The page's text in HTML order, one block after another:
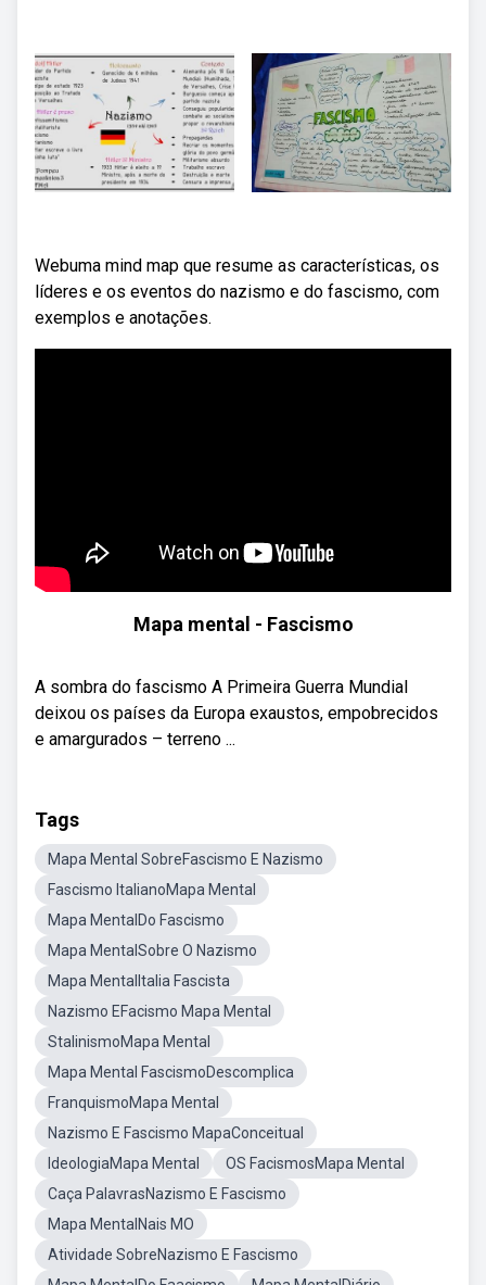
Webuma mind map que resume as características, os
líderes e os eventos do nazismo e do fascismo, com
exemplos e anotações.
Mapa mental - Fascismo
A sombra do fascismo A Primeira Guerra Mundial
deixou os países da Europa exaustos, empobrecidos
e amargurados – terreno ...
Tags
Mapa Mental SobreFascismo E Nazismo
Fascismo ItalianoMapa Mental
Mapa MentalDo Fascismo
Mapa MentalSobre O Nazismo
Mapa MentalItalia Fascista
Nazismo EFacismo Mapa Mental
StalinismoMapa Mental
Mapa Mental FascismoDescomplica
FranquismoMapa Mental
Nazismo E Fascismo MapaConceitual
IdeologiaMapa Mental
OS FacismosMapa Mental
Caça PalavrasNazismo E Fascismo
Mapa MentalNais MO
Atividade SobreNazismo E Fascismo